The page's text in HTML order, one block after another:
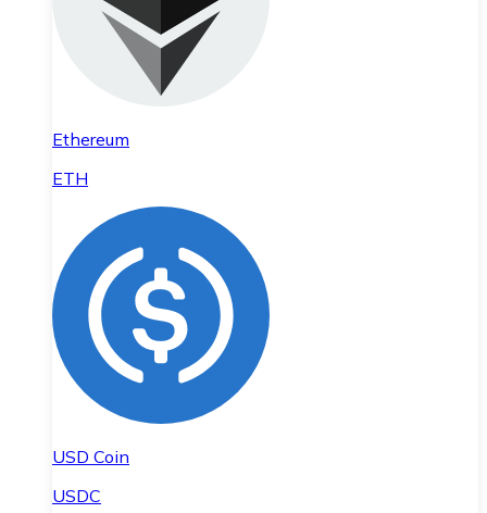
Ethereum
ETH
USD Coin
USDC